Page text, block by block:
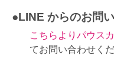
●LINE からのお問
こちらよりパウス
てお問い合わせくだ